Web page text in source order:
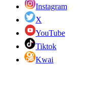
Instagram
X
YouTube
Tiktok
Kwai